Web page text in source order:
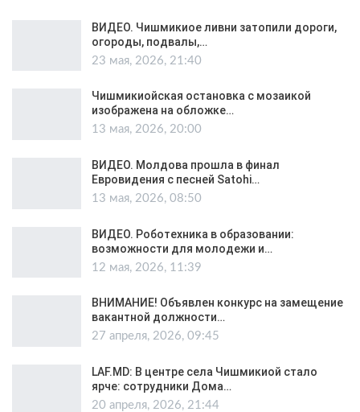
ВИДЕО. Чишмикиое ливни затопили дороги,
огороды, подвалы,…
23 мая, 2026, 21:40
Чишмикиойская остановка с мозаикой
изображена на обложке…
13 мая, 2026, 20:00
ВИДЕО. Молдова прошла в финал
Евровидения с песней Satohi…
13 мая, 2026, 08:50
ВИДЕО. Роботехника в образовании:
возможности для молодежи и…
12 мая, 2026, 11:39
ВНИМАНИЕ! Объявлен конкурс на замещение
вакантной должности…
27 апреля, 2026, 09:45
LAF.MD: В центре села Чишмикиой стало
ярче: сотрудники Дома…
20 апреля, 2026, 21:44